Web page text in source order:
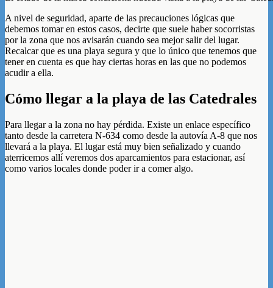
A nivel de seguridad, aparte de las precauciones lógicas que
debemos tomar en estos casos, decirte que suele haber socorristas
por la zona que nos avisarán cuando sea mejor salir del lugar.
Recalcar que es una playa segura y que lo único que tenemos que
tener en cuenta es que hay ciertas horas en las que no podemos
acudir a ella.
Cómo llegar a la playa de las Catedrales
Para llegar a la zona no hay pérdida. Existe un enlace específico
tanto desde la carretera N-634 como desde la autovía A-8 que nos
llevará a la playa. El lugar está muy bien señalizado y cuando
aterricemos allí veremos dos aparcamientos para estacionar, así
como varios locales donde poder ir a comer algo.